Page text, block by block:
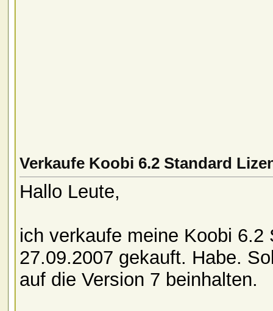
Verkaufe Koobi 6.2 Standard
Hallo Leute,
ich verkaufe meine Koobi
27.09.2007 gekauft. Habe.
auf die Version 7 beinhalten.